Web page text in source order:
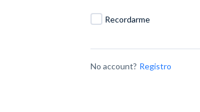
Recordarme
No account? Registro